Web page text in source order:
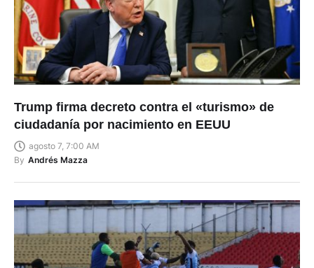
Trump firma decreto contra el «turismo» de
ciudadanía por nacimiento en EEUU
agosto 7, 7:00 AM
By Andrés Mazza